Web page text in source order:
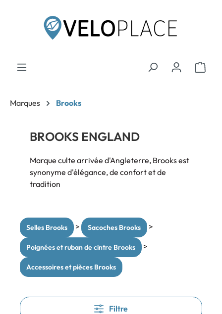
Marques Brooks
BROOKS ENGLAND
Marque culte arrivée d'Angleterre, Brooks est
synonyme d'élégance, de confort et de
tradition
Selles Brooks > Sacoches Brooks >
Poignées et ruban de cintre Brooks >
Accessoires et pièces Brooks
Filtre